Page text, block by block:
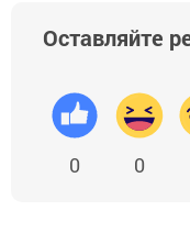
Оставляйте
0 0